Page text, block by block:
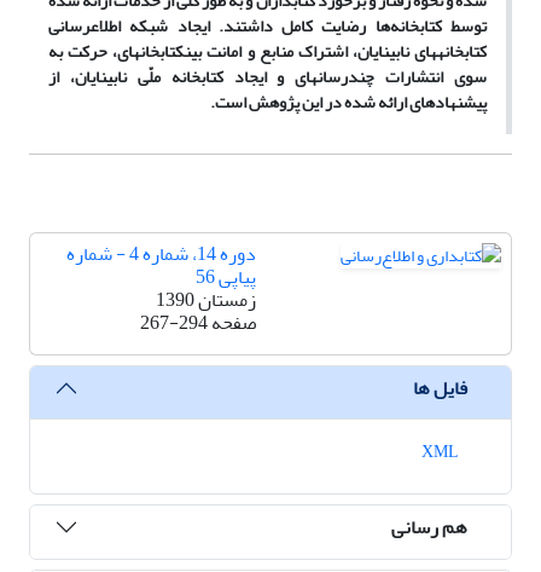
توسط کتابخانه‌ها رضایت کامل داشتند. ایجاد شبکه اطلاع‏رسانی
کتابخانه‏های نابینایان، اشتراک منابع و امانت بین‏کتابخانه‏ای، حرکت به
سوی انتشارات چندرسانه‏ای و ایجاد کتابخانه ملّی نابینایان، از
پیشنهادهای ارائه شده در این پژوهش است.
دوره 14، شماره 4 - شماره
پیاپی 56
زمستان 1390
صفحه267-294
فایل ها
هم رسانی